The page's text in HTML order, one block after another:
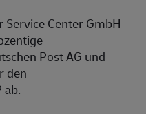
Center GmbH
Post AG und
den
ab.